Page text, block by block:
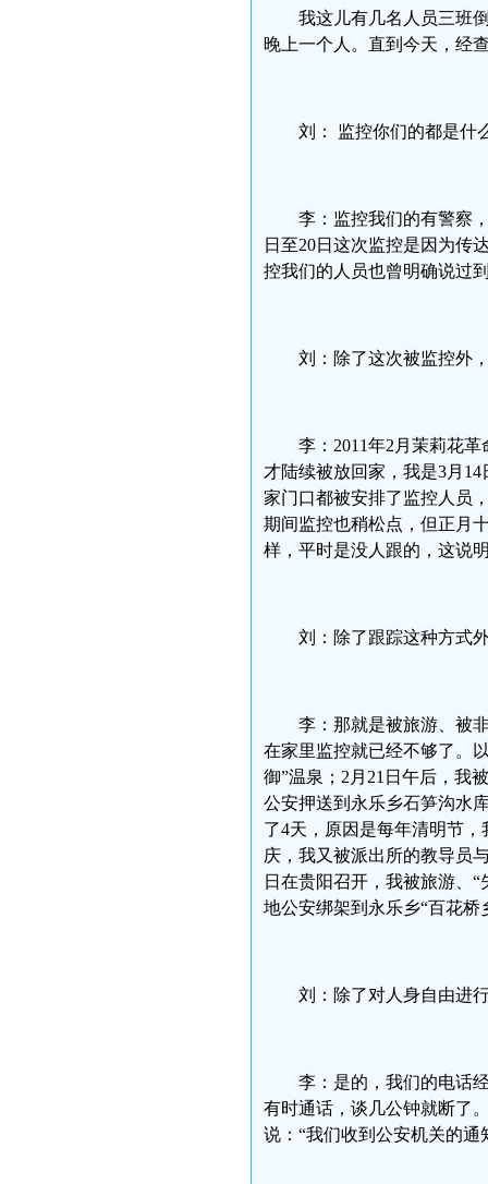
我这儿有几名人员三班
晚上一个人。直到今天，经
刘： 监控你们的都是什
李：监控我们的有警察
日至20日这次监控是因为传
控我们的人员也曾明确说过
刘：除了这次被监控外
李：2011年2月茉莉花
才陆续被放回家，我是3月
家门口都被安排了监控人员
期间监控也稍松点，但正月
样，平时是没人跟的，这说
刘：除了跟踪这种方式
李：那就是被旅游、被
在家里监控就已经不够了。
御”温泉；2月21日午后，我
公安押送到永乐乡石笋沟水
了4天，原因是每年清明节
庆，我又被派出所的教导员
日在贵阳召开，我被旅游、
地公安绑架到永乐乡“百花
刘：除了对人身自由进
李：是的，我们的电话
有时通话，谈几公钟就断了
说：“我们收到公安机关的